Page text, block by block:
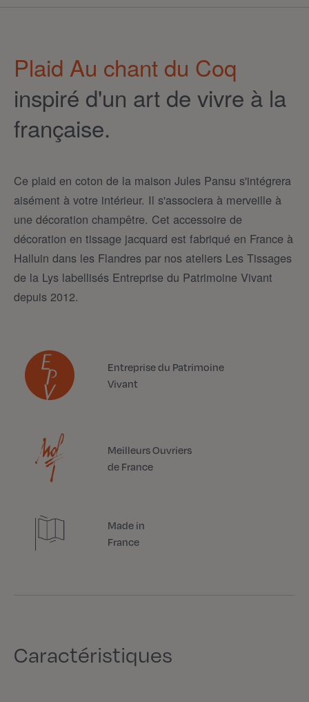
Plaid Au chant du Coq
inspiré d'un art de vivre à la
française.
Ce plaid en coton de la maison Jules Pansu s'intégrera
aisément à votre intérieur. Il s'associera à merveille à
une décoration champêtre. Cet accessoire de
décoration en tissage jacquard est fabriqué en France à
Halluin dans les Flandres par nos ateliers Les Tissages
de la Lys labellisés Entreprise du Patrimoine Vivant
depuis 2012.
Entreprise du Patrimoine
Vivant
Meilleurs Ouvriers
de France
Made in
France
Caractéristiques